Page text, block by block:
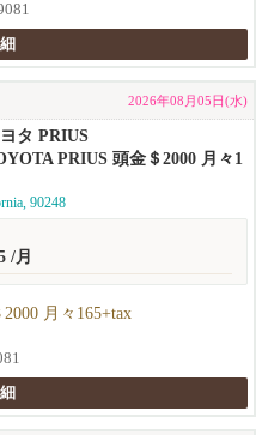
2026年08月05日(水)
タ PRIUS
PRIUS 頭金＄2000 月々1
90248
/月
月々165+tax